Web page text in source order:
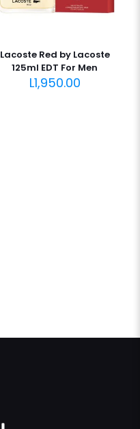
Lacoste Red by Lacoste
125ml EDT For Men
L1,950.00